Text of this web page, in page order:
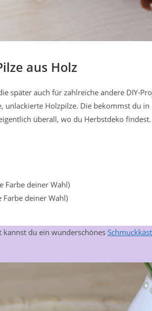
aus Holz
später auch für zahlreiche andere DIY-
unlackierte Holzpilze. Die bekommst du in
überall, wo du Herbstdeko findest.
Farbe deiner Wahl)
deiner Wahl)
du ein wunderschönes